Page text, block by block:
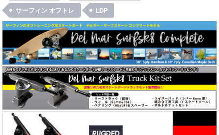
サーフィン オフトレ LDP